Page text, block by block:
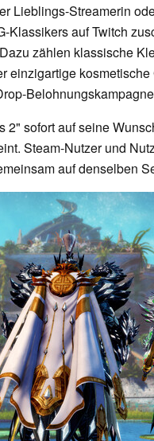
Lieblings-Streamerin
Klassikers auf Twitch
zählen klassische
einzigartige
2" sofort auf seine
Steam-Nutzer und
auf denselben